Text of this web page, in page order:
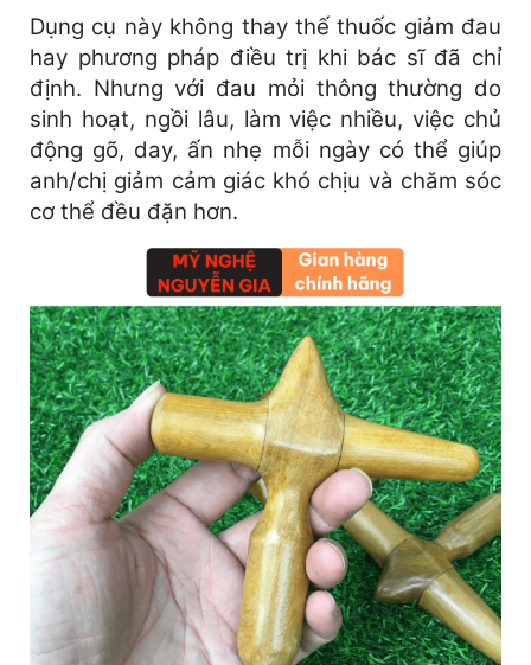
Dụng cụ này không thay thế thuốc giảm đau
hay phương pháp điều trị khi bác sĩ đã chỉ
định. Nhưng với đau mỏi thông thường do
sinh hoạt, ngồi lâu, làm việc nhiều, việc chủ
động gõ, day, ấn nhẹ mỗi ngày có thể giúp
anh/chị giảm cảm giác khó chịu và chăm sóc
cơ thể đều đặn hơn.